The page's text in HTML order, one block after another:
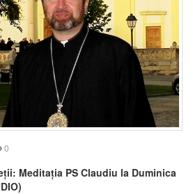
0
Meditația PS Claudiu la Duminica